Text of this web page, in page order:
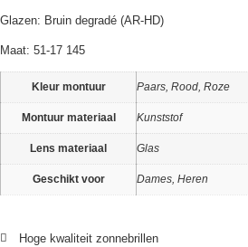
Glazen: Bruin degradé (AR-HD)
Maat: 51-17 145
Kleur montuur Paars, Rood, Roze
Montuur materiaal Kunststof
Lens materiaal Glas
Geschikt voor Dames, Heren
Hoge kwaliteit zonnebrillen